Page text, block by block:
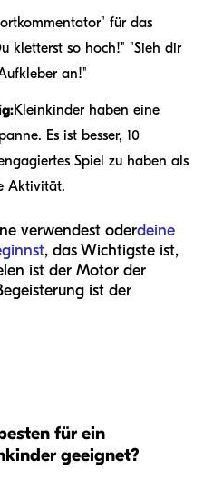
für das
kletterst so hoch!" "Sieh dir
an!"
Kleinkinder haben eine
Es ist besser, 10
Spiel zu haben als
Aktivität.
verwendest oderdeine
, das Wichtigste ist,
ist der Motor der
ist der
für ein
geeignet?